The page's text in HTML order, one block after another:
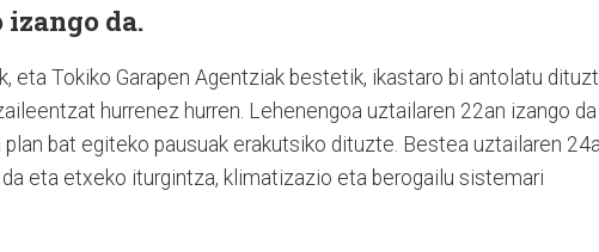
da.
eta Tokiko Garapen Agentziak bestetik, ikastaro bi antolatu
hurrenez hurren. Lehenengoa uztailaren 22an izango da
bat egiteko pausuak erakutsiko dituzte. Bestea uztailaren
eta etxeko iturgintza, klimatizazio eta berogailu sistemari